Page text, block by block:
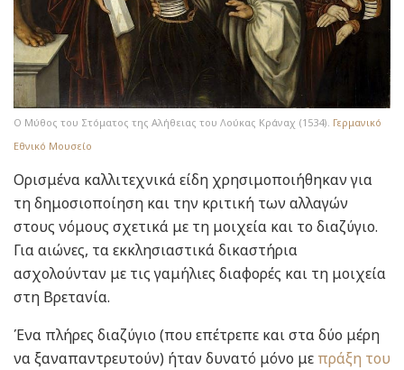
Ο Μύθος του Στόματος της Αλήθειας του Λούκας Κράναχ (1534). Γερμανικό
Εθνικό Μουσείο
Ορισμένα καλλιτεχνικά είδη χρησιμοποιήθηκαν για
τη δημοσιοποίηση και την κριτική των αλλαγών
στους νόμους σχετικά με τη μοιχεία και το διαζύγιο.
Για αιώνες, τα εκκλησιαστικά δικαστήρια
ασχολούνταν με τις γαμήλιες διαφορές και τη μοιχεία
στη Βρετανία.
Ένα πλήρες διαζύγιο (που επέτρεπε και στα δύο μέρη
να ξαναπαντρευτούν) ήταν δυνατό μόνο με πράξη του